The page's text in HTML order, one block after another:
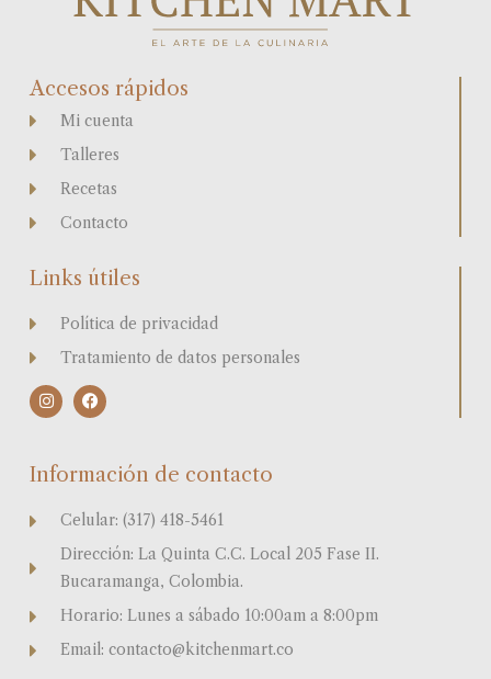
Accesos rápidos
Mi cuenta
Talleres
Recetas
Contacto
Links útiles
Política de privacidad
Tratamiento de datos personales
I
n
s
g
F
a
c
o
k
Información de contacto
Celular: (317) 418-5461
Dirección: La Quinta C.C. Local 205 Fase II.
Bucaramanga, Colombia.
Horario: Lunes a sábado 10:00am a 8:00pm
Email: contacto@kitchenmart.co